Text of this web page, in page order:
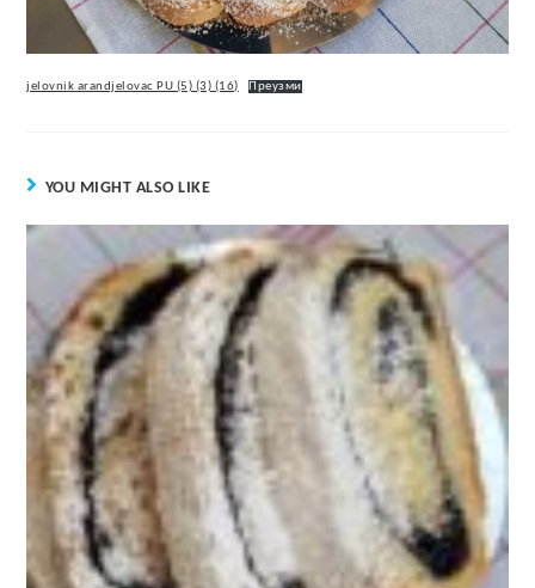
jelovnik arandjelovac PU (5) (3) (16) Преузми
YOU MIGHT ALSO LIKE